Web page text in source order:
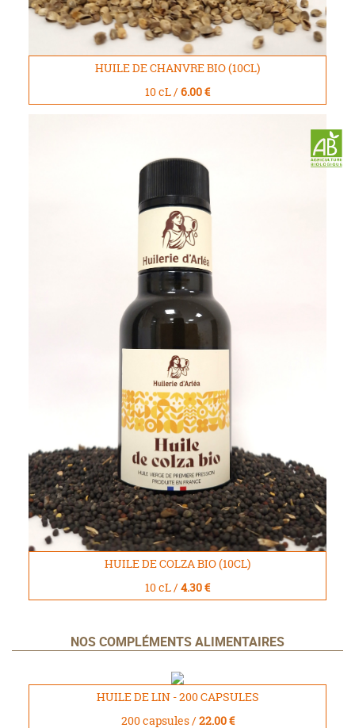
HUILE DE CHANVRE BIO (10CL)
10 cL /6.00 €
HUILE DE COLZA BIO (10CL)
10 cL /4.30 €
NOS COMPLÉMENTS ALIMENTAIRES
HUILE DE LIN - 200 CAPSULES
200 capsules /22.00 €